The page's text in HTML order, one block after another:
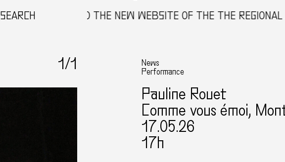
SEARCHWELCOME TO THE NEW WEBSITE OF THE THE REGIONAL
1/1
News
Performance
Pauline Rouet
Comme vous émoi,
17.05.26
17h